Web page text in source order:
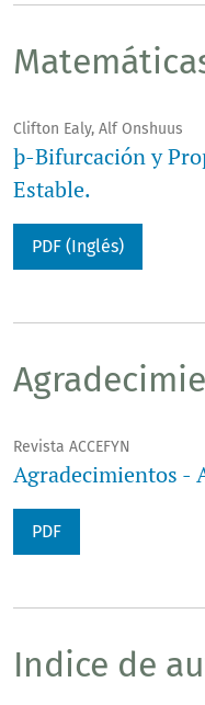
Clifton Ealy, Alf Onshuus
þ-Bifurcación y
Estable.
PDF (Inglés)
Revista ACCEFYN
Agradecimientos -
PDF
Indice de